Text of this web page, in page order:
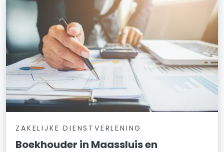
ZAKELIJKE DIENSTVERLENING
Boekhouder in Maassluis en